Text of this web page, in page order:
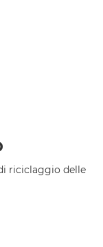
riciclaggio delle